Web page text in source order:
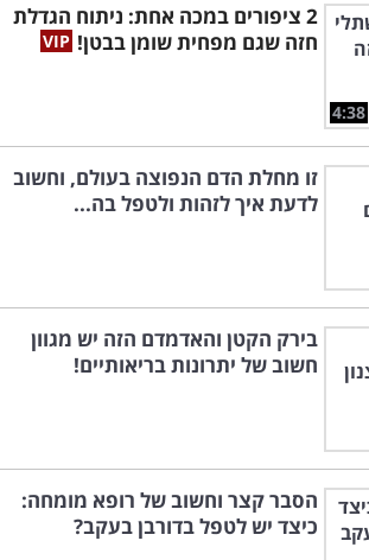
4:38
2 ציפורים במכה אחת: ניתוח הגדלת
חזה שגם מפחית שומן בבטן!
זו מחלת הדם הנפוצה בעולם, וחשוב
לדעת איך לזהות ולטפל בה...
בירק הקטן והאדמדם הזה יש מגוון
חשוב של יתרונות בריאותיים!
הסבר קצר וחשוב של רופא מומחה:
כיצד יש לטפל בדורבן בעקב?